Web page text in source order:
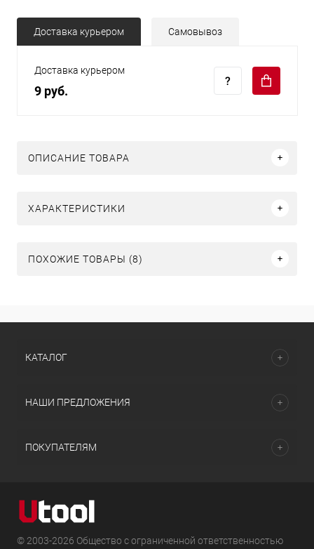
Доставка курьером Самовывоз
Доставка курьером
9 руб.
ОПИСАНИЕ ТОВАРА
ХАРАКТЕРИСТИКИ
ПОХОЖИЕ ТОВАРЫ (8)
КАТАЛОГ
НАШИ ПРЕДЛОЖЕНИЯ
ПОКУПАТЕЛЯМ
© 2003-2026 Общество с ограниченной ответственностью